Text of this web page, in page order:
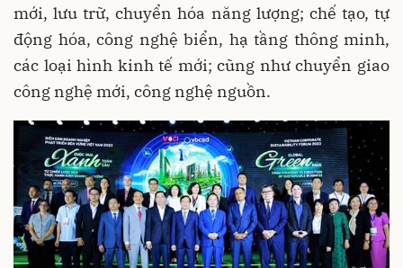
mới, lưu trữ, chuyển hóa năng lượng; chế tạo, tự
động hóa, công nghệ biển, hạ tầng thông minh,
các loại hình kinh tế mới; cũng như chuyển giao
công nghệ mới, công nghệ nguồn.